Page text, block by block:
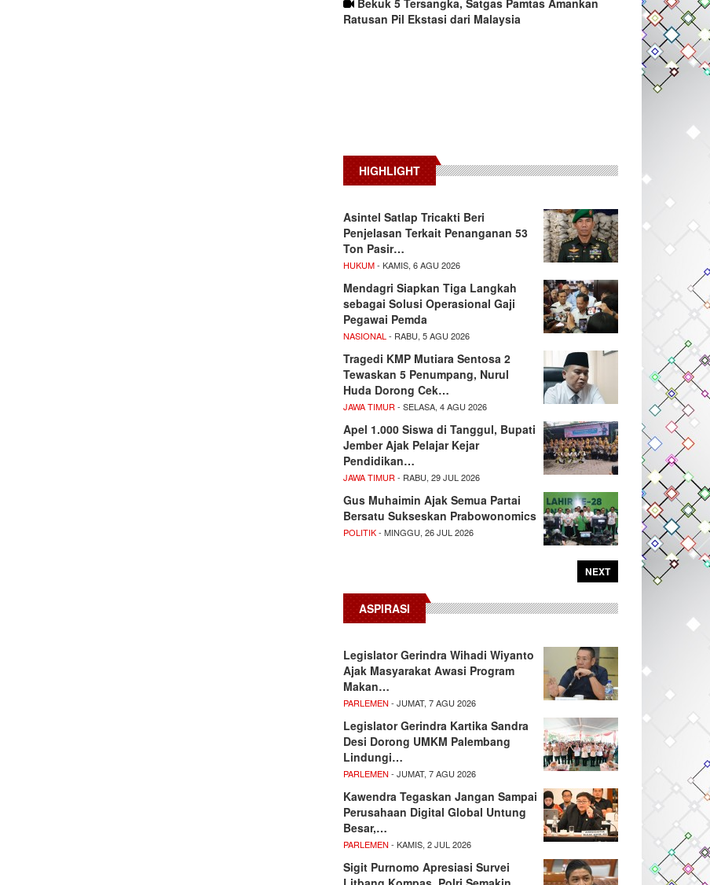
Ratusan Pil Ekstasi dari Malaysia
HIGHLIGHT
Asintel Satlap Tricakti Beri
Penjelasan Terkait Penanganan 53
Ton Pasir…
HUKUM- KAMIS, 6 AGU 2026
Mendagri Siapkan Tiga Langkah
sebagai Solusi Operasional Gaji
Pegawai Pemda
NASIONAL - RABU, 5 AGU 2026
Tragedi KMP Mutiara Sentosa 2
Tewaskan 5 Penumpang, Nurul
Huda Dorong Cek…
JAWA TIMUR - SELASA, 4 AGU 2026
Apel 1.000 Siswa di Tanggul, Bupati
Jember Ajak Pelajar Kejar
Pendidikan…
JAWA TIMUR - RABU, 29 JUL 2026
Gus Muhaimin Ajak Semua Partai
Bersatu Sukseskan Prabowonomics
POLITIK- MINGGU, 26 JUL 2026
NEXT
ASPIRASI
Legislator Gerindra Wihadi Wiyanto
Ajak Masyarakat Awasi Program
Makan…
PARLEMEN - JUMAT, 7 AGU 2026
Legislator Gerindra Kartika Sandra
Desi Dorong UMKM Palembang
Lindungi…
PARLEMEN - JUMAT, 7 AGU 2026
Kawendra Tegaskan Jangan Sampai
Perusahaan Digital Global Untung
Besar,…
PARLEMEN - KAMIS, 2 JUL 2026
Sigit Purnomo Apresiasi Survei